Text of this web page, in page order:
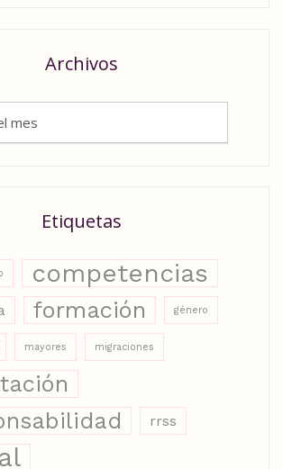
Archivos
Etiquetas
competencias
formación género
mayores migraciones
rrss